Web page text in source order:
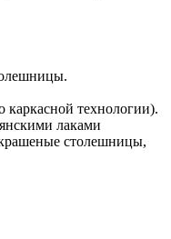
технологии).
лаками
столешницы,